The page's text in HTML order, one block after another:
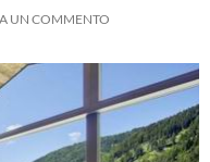
UN COMMENTO